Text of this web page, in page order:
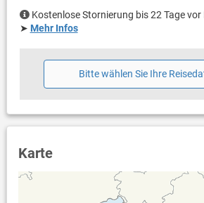
Klimaanlage im Preis inklusive
Eigentümer lebt im gleichen Haus
Waschmaschine in der Unterkunft
Kostenlose Stornierung bis 22 Tage vor
➤ Mehr Infos
Bitte wählen Sie Ihre
Karte